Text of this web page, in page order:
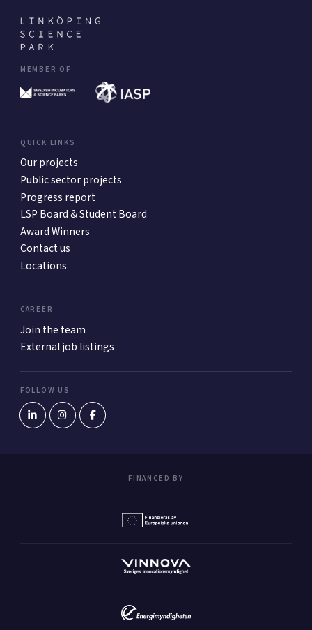
MEMBER OF
QUICK LINKS
Our projects
Public sector projects
Progress report
LSP Board & Student Board
Award Winners
Contact us
Locations
CAREER
Join the team
External job listings
FOLLOW US
FINANCED BY